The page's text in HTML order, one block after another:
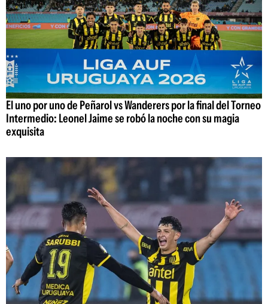
El uno por uno de Peñarol vs Wanderers por la final del Torneo
Intermedio: Leonel Jaime se robó la noche con su magia
exquisita